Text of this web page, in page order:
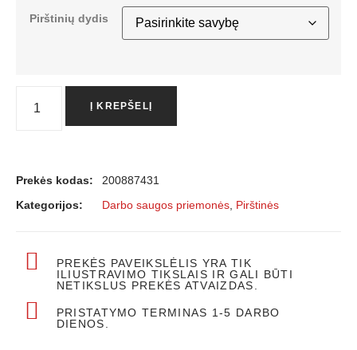
Pirštinių dydis
Į KREPŠELĮ
Prekės kodas:
200887431
Kategorijos:
Darbo saugos priemonės Pirštinės
PREKĖS PAVEIKSLĖLIS YRA TIK
ILIUSTRAVIMO TIKSLAIS IR GALI BŪTI
NETIKSLUS PREKĖS ATVAIZDAS.
PRISTATYMO TERMINAS 1-5 DARBO
DIENOS.